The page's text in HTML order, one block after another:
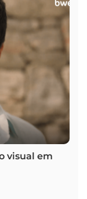
visual em